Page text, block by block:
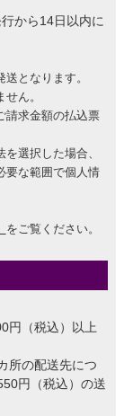
から14日以内に
となります。
ん。
請求金額の払込票
選択した場合、
要な範囲で個人情
をご覧ください。
円（税込）以上
所の配送先につ
円（税込）の送